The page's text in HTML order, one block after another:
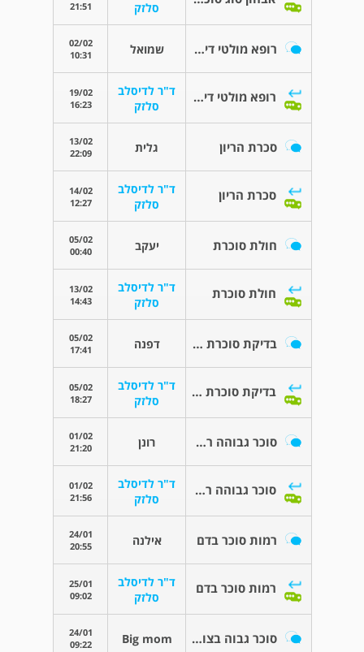
סלזק
21:51
רופא מולטי דיסציפלינרי שמואל
02/02
10:31
רופא מולטי דיסציפלינרי
ד"ר לדיסלב
סלזק
19/02
16:23
סכרת הריון גלית
13/02
22:09
סכרת הריון
ד"ר לדיסלב
סלזק
14/02
12:27
חולת סוכרת יעקב
05/02
00:40
חולת סוכרת
ד"ר לדיסלב
סלזק
13/02
14:43
בדיקת סוכרת לאחר צום ממושך דפנה
05/02
17:41
בדיקת סוכרת לאחר צום ממושך
ד"ר לדיסלב
סלזק
05/02
18:27
סוכר גבוהה רק בבוקר רונן
01/02
21:20
סוכר גבוהה רק בבוקר
ד"ר לדיסלב
סלזק
01/02
21:56
רמות סוכר בדם אילנה
24/01
20:55
רמות סוכר בדם
ד"ר לדיסלב
סלזק
25/01
09:02
סוכר גבוה בצום והריון. Big mom
24/01
09:22